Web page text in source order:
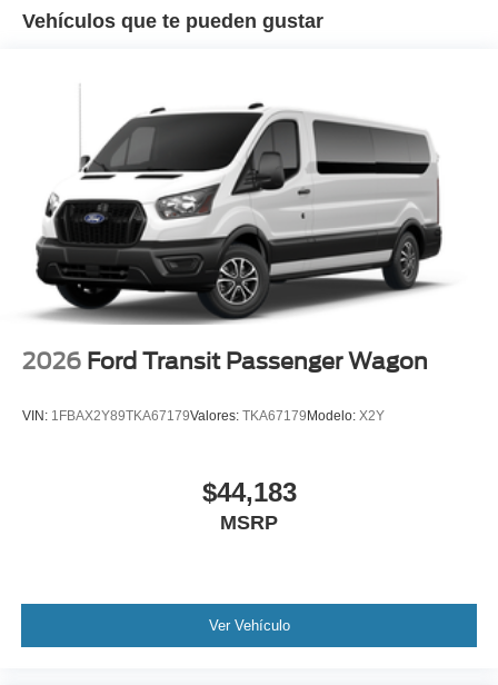
Vehículos que te pueden gustar
2026 Ford Transit Passenger Wagon
VIN: 1FBAX2Y89TKA67179Valores: TKA67179 Modelo: X2Y
$44,183
MSRP
Ver Vehículo